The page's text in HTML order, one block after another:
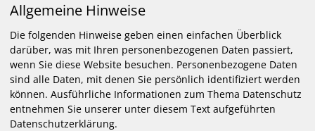
Allgemeine Hinweise
Die folgenden Hinweise geben einen einfachen Überblick
darüber, was mit Ihren personenbezogenen Daten passiert,
wenn Sie diese Website besuchen. Personenbezogene Daten
sind alle Daten, mit denen Sie persönlich identifiziert werden
können. Ausführliche Informationen zum Thema Datenschutz
entnehmen Sie unserer unter diesem Text aufgeführten
Datenschutzerklärung.